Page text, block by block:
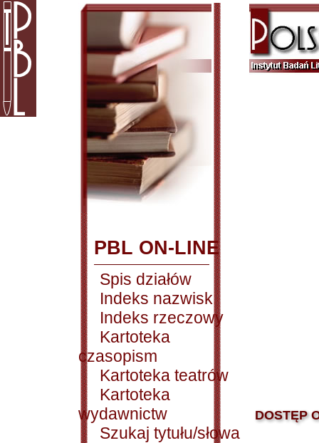
PBL ON-LINE
Spis działów
Indeks nazwisk
Indeks rzeczowy
Kartoteka
czasopism
Kartoteka teatrów
Kartoteka
wydawnictw
Szukaj tytułu/słowa
DOSTĘP